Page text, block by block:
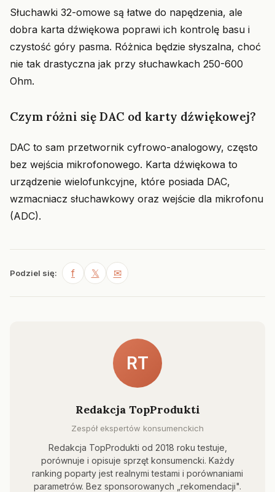
Słuchawki 32-omowe są łatwe do napędzenia, ale
dobra karta dźwiękowa poprawi ich kontrolę basu i
czystość góry pasma. Różnica będzie słyszalna, choć
nie tak drastyczna jak przy słuchawkach 250-600
Ohm.
Czym różni się DAC od karty dźwiękowej?
DAC to sam przetwornik cyfrowo-analogowy, często
bez wejścia mikrofonowego. Karta dźwiękowa to
urządzenie wielofunkcyjne, które posiada DAC,
wzmacniacz słuchawkowy oraz wejście dla mikrofonu
(ADC).
Podziel się: f 𝕏 ✉
RT
Redakcja TopProdukti
Zespół ekspertów konsumenckich
Redakcja TopProdukti od 2018 roku testuje,
porównuje i opisuje sprzęt konsumencki. Każdy
ranking poparty jest realnymi testami i porównaniami
parametrów. Bez sponsorowanych „rekomendacji".